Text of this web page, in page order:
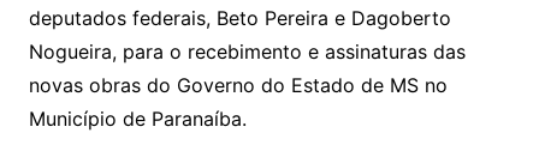
deputados federais, Beto Pereira e Dagoberto
Nogueira, para o recebimento e assinaturas das
novas obras do Governo do Estado de MS no
Município de Paranaíba.